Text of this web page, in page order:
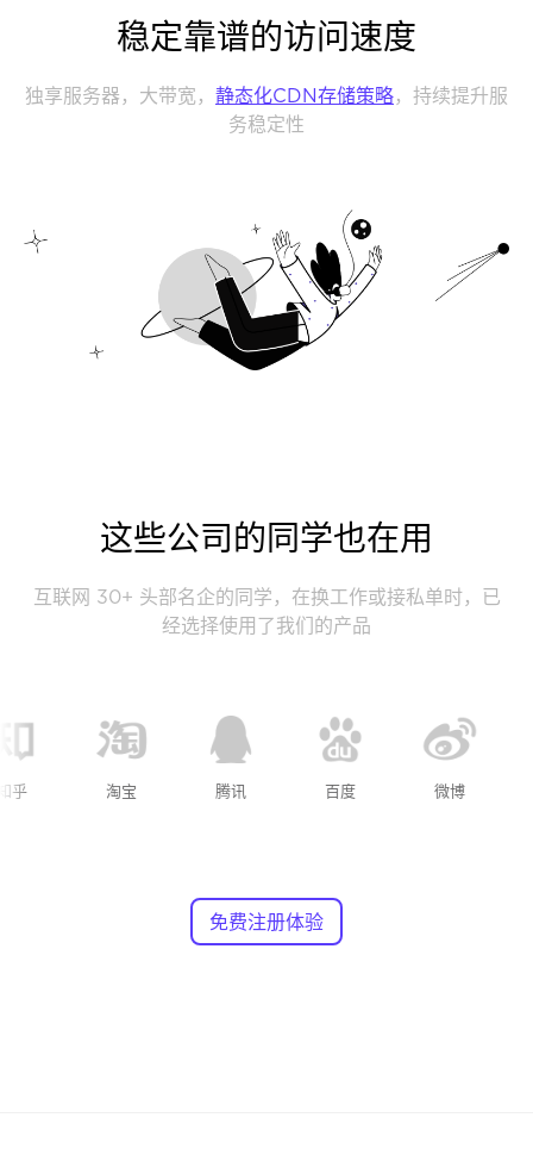
稳定靠谱的访问速度
独享服务器，大带宽， 静态化CDN存储策略，持续提升服
务稳定性
这些公司的同学也在用
互联网 30+ 头部名企的同学，在换工作或接私单时，已
经选择使用了我们的产品
淘宝 腾讯 百度 微博
免费注册体验